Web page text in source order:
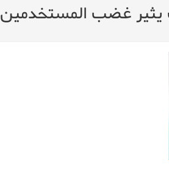
غضب المستخدمين